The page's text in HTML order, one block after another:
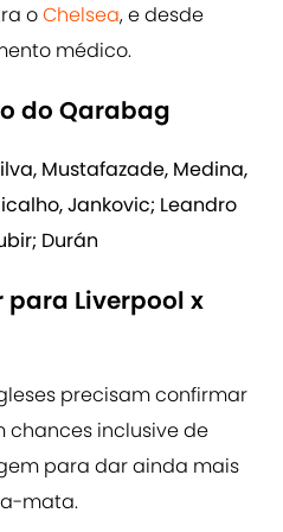
oChelsea, e desde
médico.
do Qarabag
Mustafazade, Medina,
Jankovic; Leandro
Durán
Liverpool x
precisam confirmar
chances inclusive de
para dar ainda mais
mata.